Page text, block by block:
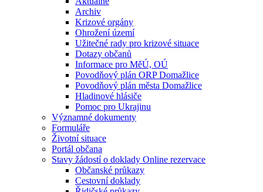
Archiv
Krizové orgány
Ohrožení území
Užitečné rady pro krizové situace
Dotazy občanů
Informace pro MěÚ, OÚ
Povodňový plán ORP Domažlice
Povodňový plán města Domažlice
Hladinové hlásiče
Pomoc pro Ukrajinu
Významné dokumenty
Formuláře
Životní situace
Portál občana
Stavy žádostí o doklady Online rezervace
Občanské průkazy
Cestovní doklady